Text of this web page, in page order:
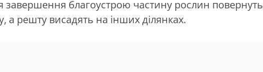
завершення благоустрою частину рослин повернуть
а решту висадять на інших ділянках.